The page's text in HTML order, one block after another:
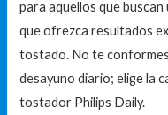
para aquellos que
que ofrezca resultados
tostado. No te
desayuno diario; elige la
tostador Philips Daily.